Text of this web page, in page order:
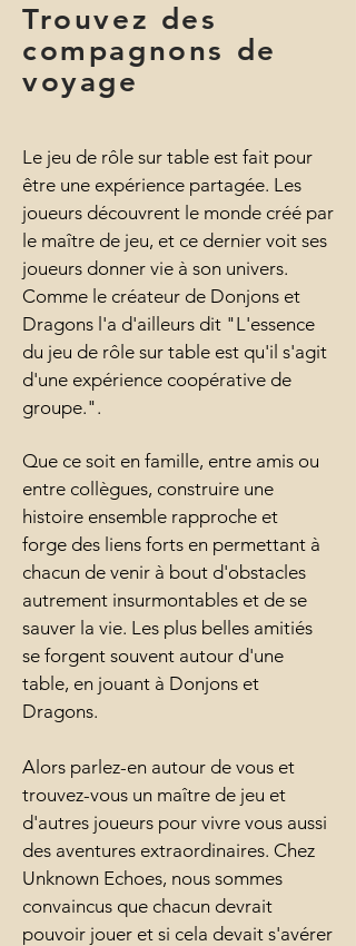
Trouvez des
compagnons de
voyage
Le jeu de rôle sur table est fait pour
être une expérience partagée. Les
joueurs découvrent le monde créé par
le maître de jeu, et ce dernier voit ses
joueurs donner vie à son univers.
Comme le créateur de Donjons et
Dragons l'a d'ailleurs dit "L'essence
du jeu de rôle sur table est qu'il s'agit
d'une expérience coopérative de
groupe.".
Que ce soit en famille, entre amis ou
entre collègues, construire une
histoire ensemble rapproche et
forge des liens forts en permettant à
chacun de venir à bout d'obstacles
autrement insurmontables et de se
sauver la vie. Les plus belles amitiés
se forgent souvent autour d'une
table, en jouant à Donjons et
Dragons.
Alors parlez-en autour de vous et
trouvez-vous un maître de jeu et
d'autres joueurs pour vivre vous aussi
des aventures extraordinaires. Chez
Unknown Echoes, nous sommes
convaincus que chacun devrait
pouvoir jouer et si cela devait s'avérer